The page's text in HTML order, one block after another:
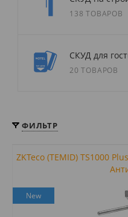
138 ТОВАРОВ
СКУД для
20 ТОВАРОВ
ФИЛЬТР
ZKTeco (TEMID) TS1000
New